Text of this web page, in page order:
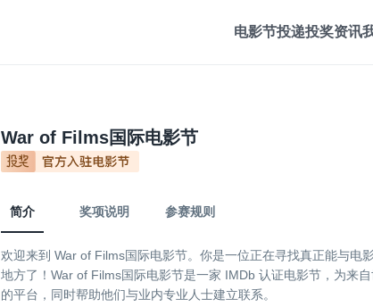
电影节投递投奖资讯
War of Films国际电影节
简介 奖项说明 参赛规则
欢迎来到 War of Films国际电影节。你是一位正在寻找真正能与电
地方了！War of Films国际电影节是一家 IMDb 认证电影节，为来
的平台，同时帮助他们与业内专业人士建立联系。